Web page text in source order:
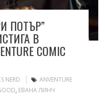
ПОТЪР”
В
COMIC
NERD
ANVENTURE
, ЕВАНА ЛИНЧ